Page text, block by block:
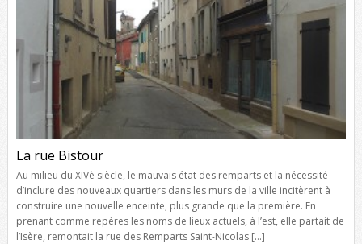
La rue Bistour
Au milieu du XIVè siècle, le mauvais état des remparts et la nécessité
d’inclure des nouveaux quartiers dans les murs de la ville incitèrent à
construire une nouvelle enceinte, plus grande que la première. En
prenant comme repères les noms de lieux actuels, à l’est, elle partait de
l’Isère, remontait la rue des Remparts Saint-Nicolas […]